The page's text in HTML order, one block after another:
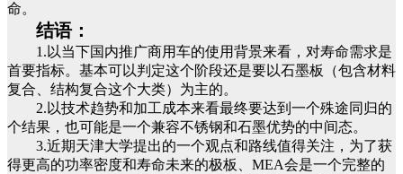
命。
结语：
1.以当下国内推广商用车的使用背景来看，对寿命需求是
首要指标。基本可以判定这个阶段还是要以石墨板（包含材料
复合、结构复合这个大类）为主的。
2.以技术趋势和加工成本来看最终要达到一个殊途同归的
个结果，也可能是一个兼容不锈钢和石墨优势的中间态。
3.近期天津大学提出的一个观点和路线值得关注，为了获
得更高的功率密度和寿命未来的极板、MEA会是一个完整的